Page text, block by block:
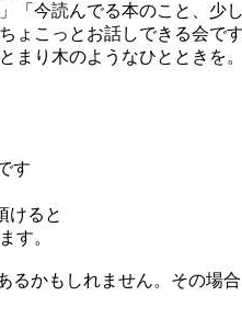
「今読んでる本のこと、少
ょこっとお話しできる会です
まり木のようなひとときを。
す
けると
す。
るかもしれません。その場